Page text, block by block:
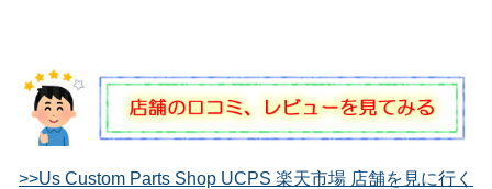
>>Us Custom Parts Shop UCPS 楽天市場 店舗を見に行く